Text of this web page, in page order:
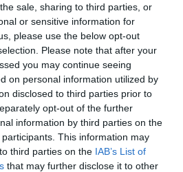
sale, sharing to third parties, or
or sensitive information for
please use the below opt-out
Please note that after your
you may continue seeing
on personal information utilized by
disclosed to third parties prior to
opt-out of the further
information by third parties on the
participants. This information may
third parties on the IAB’s List of
that may further disclose it to other
βάλτε το σε μια
το προσεκτικά στις
Voila! Το ρούχο σας είναι
έχει ένα θύμα
τεχνική λειτουργεί
ή πλεκτά ρούχα.
έχετε δοκιμάσει
μικρό μέρος του ρούχου